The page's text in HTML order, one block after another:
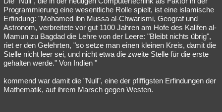
Programmierung eine wesentliche Rolle spielt, ist eine islamische
Erfindung: "Mohamed ibn Mussa al-Chwarismi, Geograf und
Astronom, verbreitete vor gut 1100 Jahren am Hofe des Kalifen al-
Mamun zu Bagdad die Lehre von der Leere: "Bleibt nichts übrig",
riet er den Gelehrten, "so setze man einen kleinen Kreis, damit die
Stelle nicht leer sei, und nicht etwa die zweite Stelle für die erste
gehalten werde." Von Indien "
kommend war damit die "Null", eine der pfiffigsten Erfindungen der
Mathematik, auf ihrem Marsch gegen Westen.